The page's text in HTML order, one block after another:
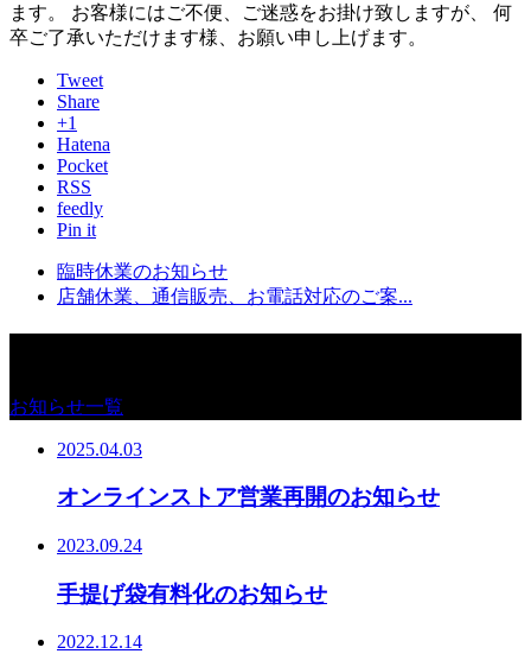
ます。 お客様にはご不便、ご迷惑をお掛け致しますが、 何
卒ご了承いただけます様、お願い申し上げます。
Tweet
Share
+1
Hatena
Pocket
RSS
feedly
Pin it
臨時休業のお知らせ
店舗休業、通信販売、お電話対応のご案...
お知らせ一覧
2025.04.03
オンラインストア営業再開のお知らせ
2023.09.24
手提げ袋有料化のお知らせ
2022.12.14